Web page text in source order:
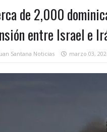
de 2,000
entre Israel e
Santana Noticias marzo 03,